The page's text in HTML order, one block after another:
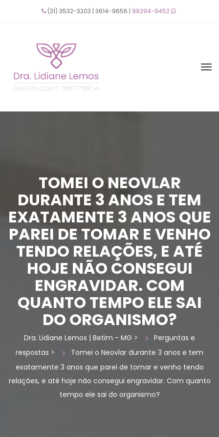
(31) 3532-3203 | 3614-9656 | 99294-9452
TOMEI O NEOVLAR
DURANTE 3 ANOS E TEM
EXATAMENTE 3 ANOS QUE
PAREI DE TOMAR E VENHO
TENDO RELAÇÕES, E ATÉ
HOJE NÃO CONSEGUI
ENGRAVIDAR. COM
QUANTO TEMPO ELE SAI
DO ORGANISMO?
Dra. Lidiane Lemos | Betim - MG >
Perguntas e
resposta >
Tomei o Neovlar durante 3 anos e tem
exatamente 3 anos que parei de tomar e venho tendo
relações, e até hoje não consegui engravidar. Com quanto
tempo ele sai do organismo?